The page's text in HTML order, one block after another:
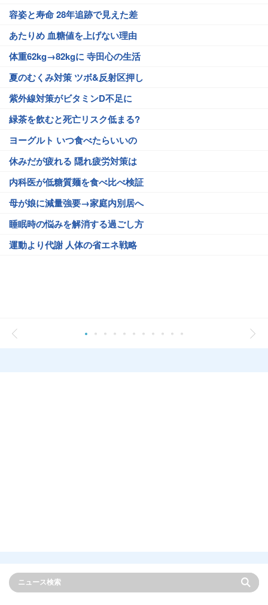
容姿と寿命 28年追跡で見えた差
あたりめ 血糖値を上げない理由
体重62kg→82kgに 寺田心の生活
夏のむくみ対策 ツボ&反射区押し
紫外線対策がビタミンD不足に
緑茶を飲むと死亡リスク低まる?
ヨーグルト いつ食べたらいいの
休みだが疲れる 隠れ疲労対策は
内科医が低糖質麺を食べ比べ検証
母が娘に減量強要→家庭内別居へ
睡眠時の悩みを解消する過ごし方
運動より代謝 人体の省エネ戦略